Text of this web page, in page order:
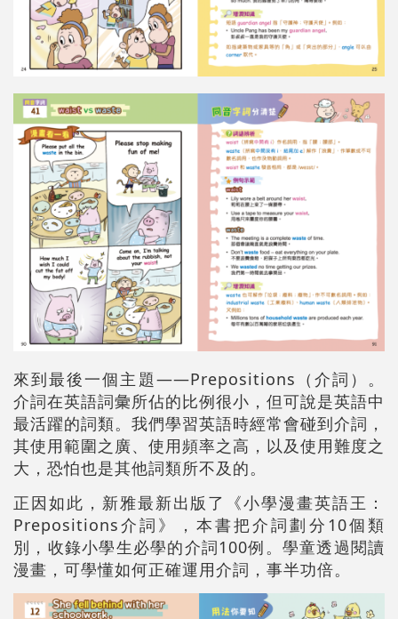
來到最後一個主題——Prepositions（介詞）。
介詞在英語詞彙所佔的比例很小，但可說是英語中
最活躍的詞類。我們學習英語時經常會碰到介詞，
其使用範圍之廣、使用頻率之高，以及使用難度之
大，恐怕也是其他詞類所不及的。
正因如此，新雅最新出版了《小學漫畫英語王：
Prepositions介詞》，本書把介詞劃分10個類
別，收錄小學生必學的介詞100例。學童透過閱讀
漫畫，可學懂如何正確運用介詞，事半功倍。